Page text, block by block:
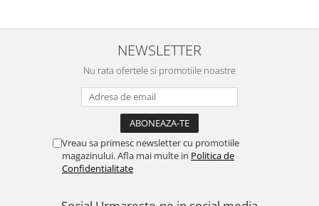
NEWSLETTER
Nu rata ofertele si promotiile noastre
Vreau sa primesc newsletter cu promotiile
magazinului. Afla mai multe in Politica de
Confidentialitate